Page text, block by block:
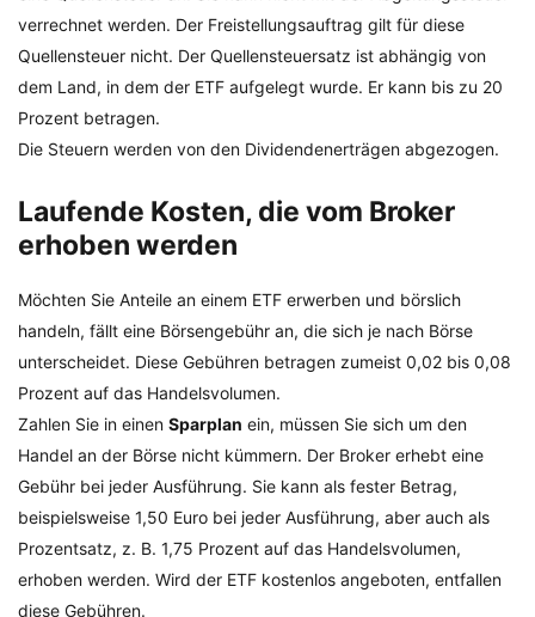
verrechnet werden. Der Freistellungsauftrag gilt für diese
Quellensteuer nicht. Der Quellensteuersatz ist abhängig von
dem Land, in dem der ETF aufgelegt wurde. Er kann bis zu 20
Prozent betragen.
Die Steuern werden von den Dividendenerträgen abgezogen.
Laufende Kosten, die vom Broker
erhoben werden
Möchten Sie Anteile an einem ETF erwerben und börslich
handeln, fällt eine Börsengebühr an, die sich je nach Börse
unterscheidet. Diese Gebühren betragen zumeist 0,02 bis 0,08
Prozent auf das Handelsvolumen.
Zahlen Sie in einen Sparplan ein, müssen Sie sich um den
Handel an der Börse nicht kümmern. Der Broker erhebt eine
Gebühr bei jeder Ausführung. Sie kann als fester Betrag,
beispielsweise 1,50 Euro bei jeder Ausführung, aber auch als
Prozentsatz, z. B. 1,75 Prozent auf das Handelsvolumen,
erhoben werden. Wird der ETF kostenlos angeboten, entfallen
diese Gebühren.